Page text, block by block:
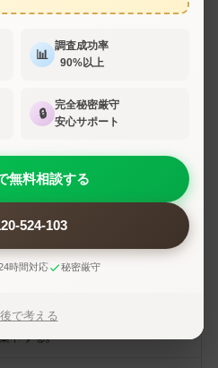
速3号神戸線・5号湾岸線・7号
線、国道2号・43号、阪神高速3
速で三ノ宮→大阪まで約21分、
特徴
戸の中心。県内最大の繁華街・歓
中する。
📊
調査成功率
90%以上
🔒
完全秘密厳守
安心サポート
無料相談する
524-103
時間対応 秘密厳守
で考える